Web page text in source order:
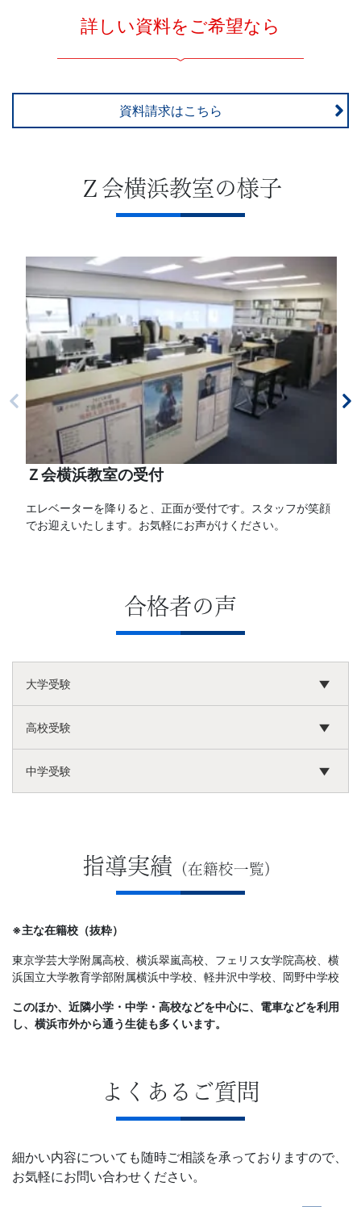
詳しい資料をご希望なら
資料請求はこちら
Ｚ会横浜教室の様子
Ｚ会横浜教室の受付
エレベーターを降りると、正面が受付です。スタッフが笑顔
でお迎えいたします。お気軽にお声がけください。
合格者の声
大学受験
高校受験
中学受験
指導実績 （在籍校一覧）
※主な在籍校（抜粋）
東京学芸大学附属高校、横浜翠嵐高校、フェリス女学院高校、横
浜国立大学教育学部附属横浜中学校、軽井沢中学校、岡野中学校
このほか、近隣小学・中学・高校などを中心に、電車などを利用
し、横浜市外から通う生徒も多くいます。
よくあるご質問
細かい内容についても随時ご相談を承っておりますので、
お気軽にお問い合わせください。